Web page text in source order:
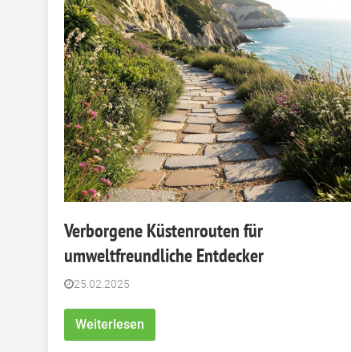
Verborgene Küstenrouten für
umweltfreundliche Entdecker
25.02.2025
Weiterlesen